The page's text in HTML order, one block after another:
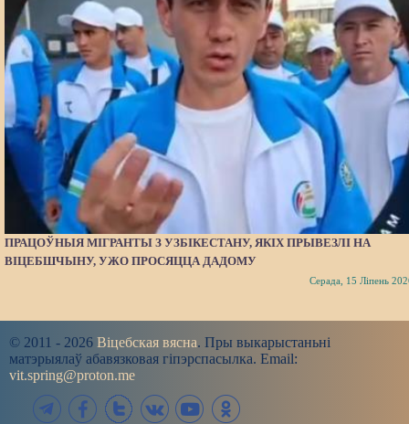
ПРАЦОЎНЫЯ МІГРАНТЫ З УЗБІКЕСТАНУ, ЯКІХ ПРЫВЕЗЛІ НА
ВІЦЕБШЧЫНУ, УЖО ПРОСЯЦЦА ДАДОМУ
Серада, 15 Ліпень
© 2011 - 2026 Віцебская вясна. Пры выкарыстаньні
матэрыялаў абавязковая гіпэрспасылка. Email:
vit.spring@proton.me